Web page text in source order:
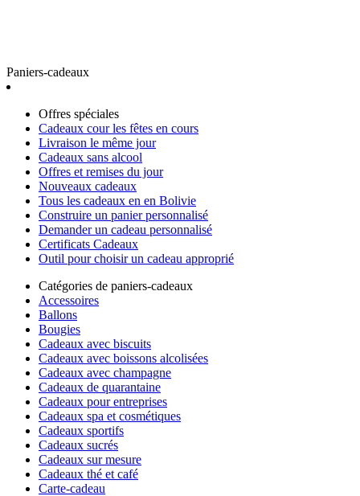
Paniers-cadeaux
Offres spéciales
Cadeaux cour les fêtes en cours
Livraison le même jour
Cadeaux sans alcool
Offres et remises du jour
Nouveaux cadeaux
Tous les cadeaux en en Bolivie
Construire un panier personnalisé
Demander un cadeau personnalisé
Certificats Cadeaux
Outil pour choisir un cadeau approprié
Catégories de paniers-cadeaux
Accessoires
Ballons
Bougies
Cadeaux avec biscuits
Cadeaux avec boissons alcolisées
Cadeaux avec champagne
Cadeaux de quarantaine
Cadeaux pour entreprises
Cadeaux spa et cosmétiques
Cadeaux sportifs
Cadeaux sucrés
Cadeaux sur mesure
Cadeaux thé et café
Carte-cadeau